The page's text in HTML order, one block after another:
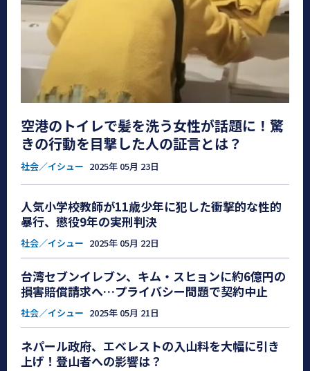
空港のトイレで髪を洗う女性が話題に！驚
きの行動を目撃した人の証言とは？
社会／イシュー 2025年 05月 23日
人気小学校教師が11歳少年に犯した衝撃的な性的
暴行、懲役9年の実刑判決
社会／イシュー 2025年 05月 22日
台湾セブンイレブン、キム・スヒョンに約6億円の
損害賠償請求へ…プライバシー問題で契約中止
社会／イシュー 2025年 05月 21日
ネパール政府、エベレストの入山料を大幅に引き
上げ！登山者への影響は？